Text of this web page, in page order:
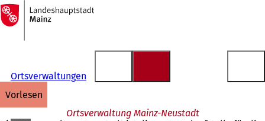
Inhalt anspringen
Zur
Startseite
Ortsverwaltungen
vorlesen
Ortsverwaltung Mainz-Neustadt